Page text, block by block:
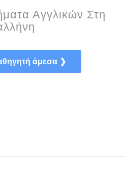
Αγγλικών Στη
άμεσα ❯